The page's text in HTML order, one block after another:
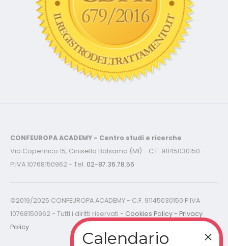
CONFEUROPA ACADEMY - Centro studi e ricerche
Via Copernico 15, Cinisello Balsamo (MI) - C.F. 91145030150 -
P.IVA 10768150962 - Tel. 02-87.36.78.56
©2019/2025 CONFEUROPA ACADEMY - C.F. 91145030150 P.IVA
10768150962 - Tutti i diritti riservati - Cookies Policy - Privacy
Policy